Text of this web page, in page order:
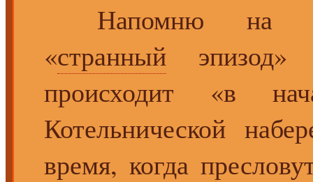
Напомню на
«странный
происходит «в
Котельнической
время, когда